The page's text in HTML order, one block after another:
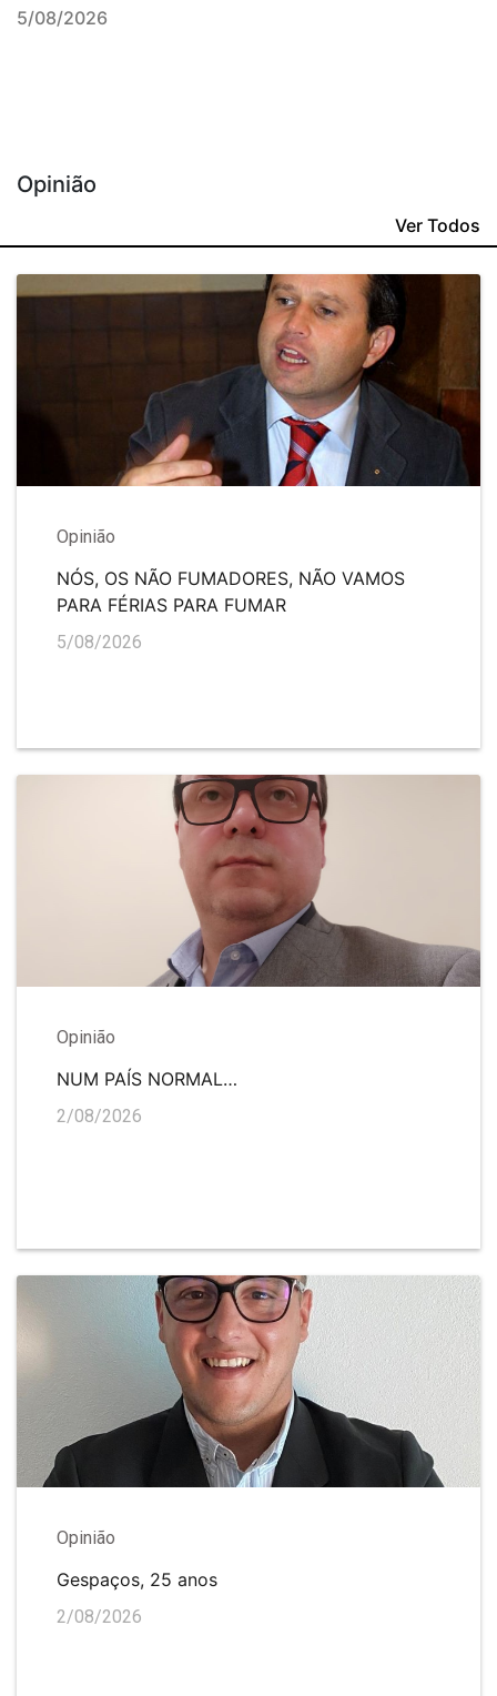
5/08/2026
Opinião
Ver Todos
Opinião
NÓS, OS NÃO FUMADORES, NÃO VAMOS
PARA FÉRIAS PARA FUMAR
5/08/2026
Opinião
NUM PAÍS NORMAL…
2/08/2026
Opinião
Gespaços, 25 anos
2/08/2026